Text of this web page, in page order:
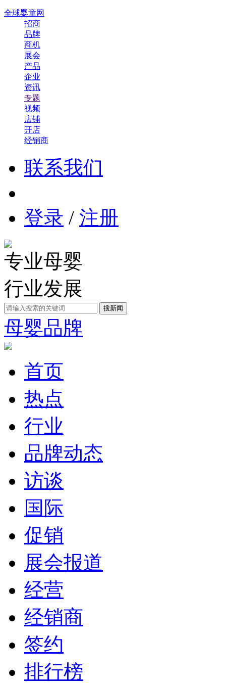
全球婴童网
招商
品牌
商机
展会
产品
企业
资讯
专题
视频
店铺
开店
经销商
联系我们
登录 / 注册
专业母婴
行业发展
母婴品牌
首页
热点
行业
品牌动态
访谈
国际
促销
展会报道
经营
经销商
签约
排行榜